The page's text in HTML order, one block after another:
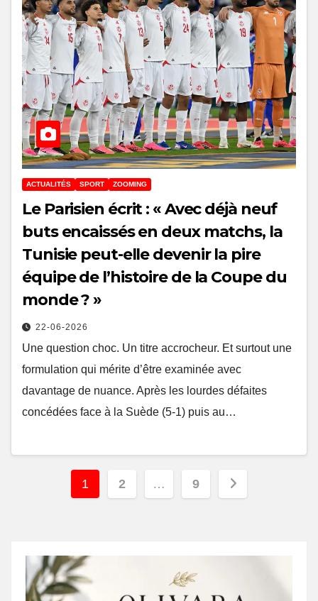
ACTUALITÉS SPORT ZOOMING
Le Parisien écrit : « Avec déjà neuf
buts encaissés en deux matchs, la
Tunisie peut-elle devenir la pire
équipe de l’histoire de la Coupe du
monde ? »
22-06-2026
Une question choc. Un titre accrocheur. Et surtout une
formulation qui mérite d’être examinée avec
davantage de nuance. Après les lourdes défaites
concédées face à la Suède (5-1) puis au…
Posts
1 2 … 9